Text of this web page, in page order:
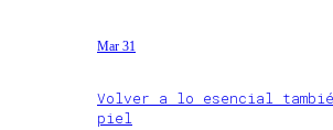
Mar 31
Volver a lo esencial
piel